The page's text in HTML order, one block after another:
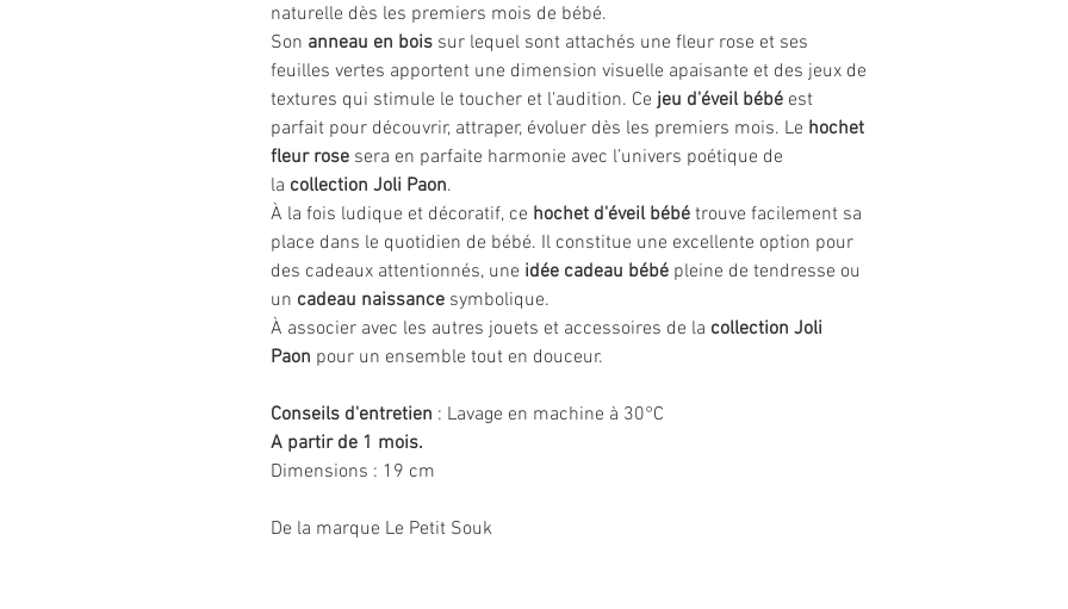
naturelle dès les premiers mois de bébé.
Son anneau en bois sur lequel sont attachés une fleur rose et ses
feuilles vertes apportent une dimension visuelle apaisante et des jeux de
textures qui stimule le toucher et l'audition. Ce jeu d'éveil bébé est
parfait pour découvrir, attraper, évoluer dès les premiers mois. Le hochet
fleur rose sera en parfaite harmonie avec l’univers poétique de
la collection Joli Paon.
À la fois ludique et décoratif, ce hochet d'éveil bébé trouve facilement sa
place dans le quotidien de bébé. Il constitue une excellente option pour
des cadeaux attentionnés, une idée cadeau bébé pleine de tendresse ou
un cadeau naissance symbolique.
À associer avec les autres jouets et accessoires de la collection Joli
Paon pour un ensemble tout en douceur.
Conseils d'entretien : Lavage en machine à 30°C
A partir de 1 mois.
Dimensions : 19 cm
De la marque Le Petit Souk